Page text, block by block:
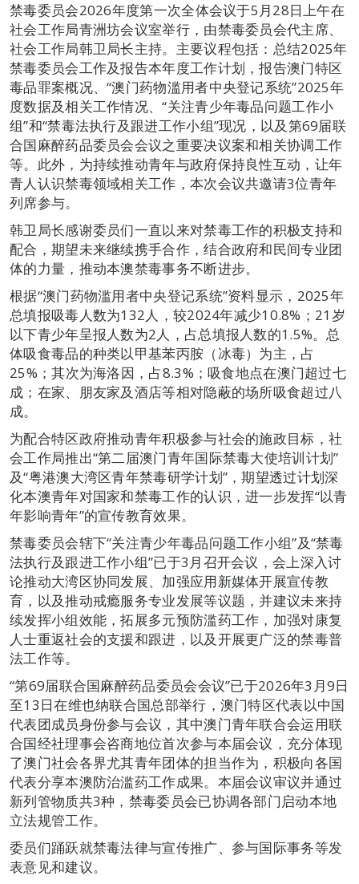
禁毒委员会2026年度第一次全体会议于5月28日上午在
社会工作局青洲坊会议室举行，由禁毒委员会代主席、
社会工作局韩卫局长主持。主要议程包括：总结2025年
禁毒委员会工作及报告本年度工作计划，报告澳门特区
毒品罪案概况、“澳门药物滥用者中央登记系统”2025年
度数据及相关工作情况、“关注青少年毒品问题工作小
组”和“禁毒法执行及跟进工作小组”现况，以及第69届联
合国麻醉药品委员会会议之重要决议案和相关协调工作
等。此外，为持续推动青年与政府保持良性互动，让年
青人认识禁毒领域相关工作，本次会议共邀请3位青年
列席参与。
韩卫局长感谢委员们一直以来对禁毒工作的积极支持和
配合，期望未来继续携手合作，结合政府和民间专业团
体的力量，推动本澳禁毒事务不断进步。
根据“澳门药物滥用者中央登记系统”资料显示，2025年
总填报吸毒人数为132人，较2024年减少10.8%；21岁
以下青少年呈报人数为2人，占总填报人数的1.5%。总
体吸食毒品的种类以甲基苯丙胺（冰毒）为主，占
25%；其次为海洛因，占8.3%；吸食地点在澳门超过七
成；在家、朋友家及酒店等相对隐蔽的场所吸食超过八
成。
为配合特区政府推动青年积极参与社会的施政目标，社
会工作局推出“第二届澳门青年国际禁毒大使培训计划”
及“粤港澳大湾区青年禁毒研学计划”，期望透过计划深
化本澳青年对国家和禁毒工作的认识，进一步发挥“以青
年影响青年”的宣传教育效果。
禁毒委员会辖下“关注青少年毒品问题工作小组”及“禁毒
法执行及跟进工作小组”已于3月召开会议，会上深入讨
论推动大湾区协同发展、加强应用新媒体开展宣传教
育，以及推动戒瘾服务专业发展等议题，并建议未来持
续发挥小组效能，拓展多元预防滥药工作，加强对康复
人士重返社会的支援和跟进，以及开展更广泛的禁毒普
法工作等。
“第69届联合国麻醉药品委员会会议”已于2026年3月9日
至13日在维也纳联合国总部举行，澳门特区代表以中国
代表团成员身份参与会议，其中澳门青年联合会运用联
合国经社理事会咨商地位首次参与本届会议，充分体现
了澳门社会各界尤其青年团体的担当作为，积极向各国
代表分享本澳防治滥药工作成果。本届会议审议并通过
新列管物质共3种，禁毒委员会已协调各部门启动本地
立法规管工作。
委员们踊跃就禁毒法律与宣传推广、参与国际事务等发
表意见和建议。